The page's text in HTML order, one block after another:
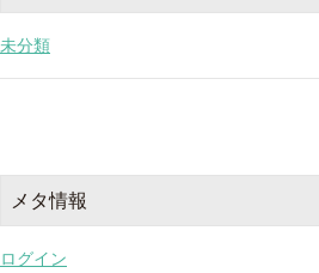
未分類
メタ情報
ログイン